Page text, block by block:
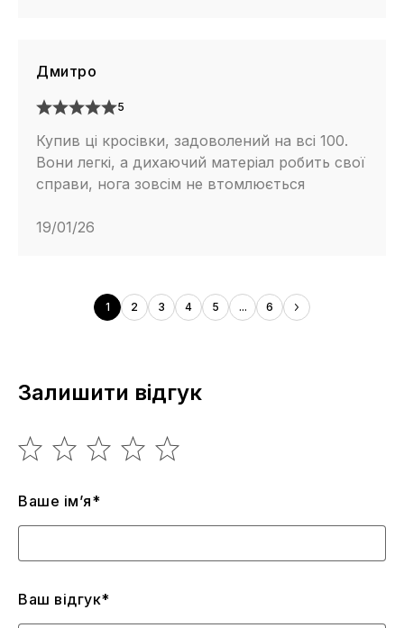
Дмитро
5
Купив ці кросівки, задоволений на всі 100.
Вони легкі, а дихаючий матеріал робить свої
справи, нога зовсім не втомлюється
19/01/26
1 2 3 4 5 ... 6
Залишити відгук
Ваше ім’я*
Ваш відгук*